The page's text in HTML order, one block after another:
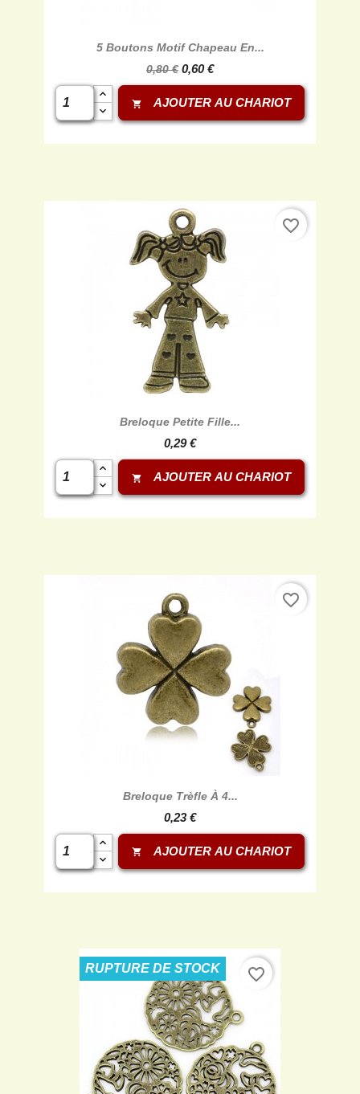
5 Boutons Motif Chapeau En...
0,80 € 0,60 €
shopping_cart AJOUTER AU CHARIOT
Breloque Petite Fille...
0,29 €
shopping_cart AJOUTER AU CHARIOT
favorite_border
Breloque Trèfle À 4...
0,23 €
shopping_cart AJOUTER AU CHARIOT
favorite_border
RUPTURE DE STOCK favorite_border